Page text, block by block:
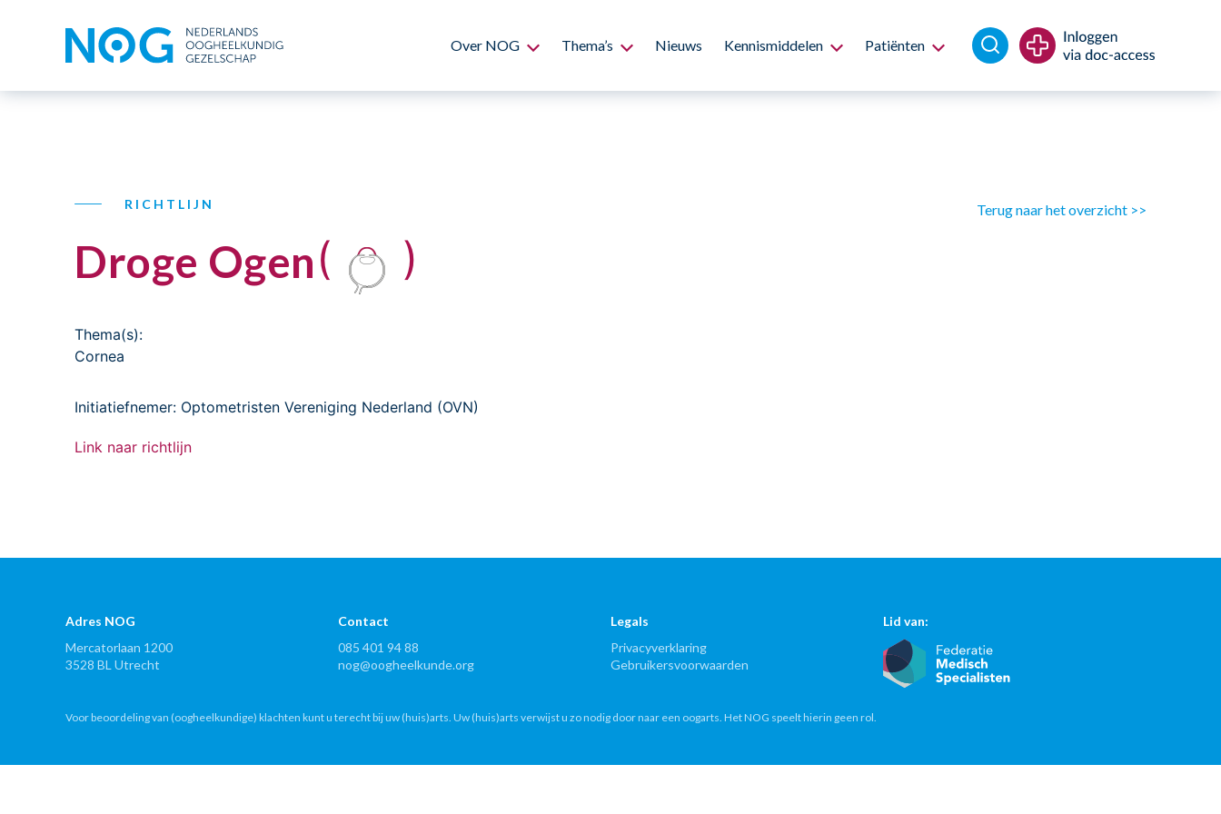
Over NOG Thema’s Nieuws Kennismiddelen Patiënten
RICHTLIJN Terug naar het overzicht >>
Droge Ogen( )
Thema(s):
Cornea
Initiatiefnemer: Optometristen Vereniging Nederland (OVN)
Link naar richtlijn
Adres NOG
Mercatorlaan 1200
3528 BL Utrecht
Contact
085 401 94 88
nog@oogheelkunde.org
Legals
Privacyverklaring
Gebruikersvoorwaarden
Lid van:
Voor beoordeling van (oogheelkundige) klachten kunt u terecht bij uw (huis)arts. Uw (huis)arts verwijst u zo nodig door naar een oogarts. Het NOG speelt hierin geen rol.